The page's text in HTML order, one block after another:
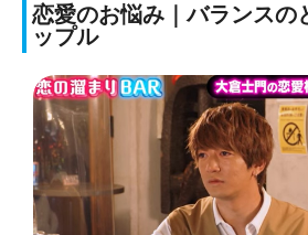
恋愛のお悩み｜バランスの
ップル